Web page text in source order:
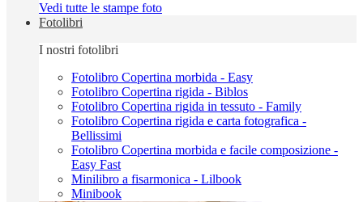
Vedi tutte le stampe foto
Fotolibri
I nostri fotolibri
Fotolibro Copertina morbida - Easy
Fotolibro Copertina rigida - Biblos
Fotolibro Copertina rigida in tessuto - Family
Fotolibro Copertina rigida e carta fotografica -
Bellissimi
Fotolibro Copertina morbida e facile composizione -
Easy Fast
Minilibro a fisarmonica - Lilbook
Minibook